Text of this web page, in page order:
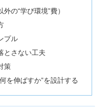
の“学び環境”費）
プル
とさない工夫
策
を伸ばすか”を設計する